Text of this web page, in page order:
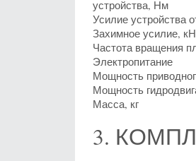
устройства, Нм
Усилие устройства
Захимное усилие, кН
Частота вращения
Электропитание
Мощность
Мощность
Масса, кг
3.